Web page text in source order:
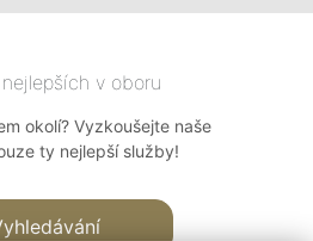
v oboru
okolí? Vyzkoušejte naše
ty nejlepší služby!